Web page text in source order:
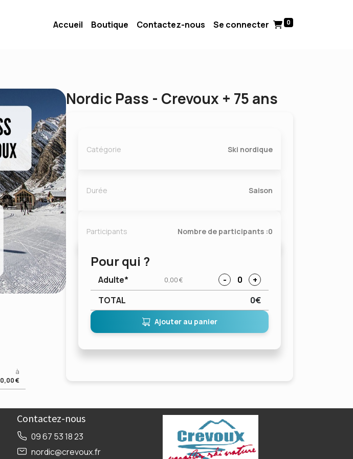
Accueil Boutique Contactez-nous Se connecter 0
à
0,00 €
Nordic Pass - Crevoux + 75 ans
Catégorie Ski nordique
Durée Saison
Participants Nombre de participants :0
Pour qui ?
Adulte* 0,00 € - 0
+
TOTAL
0€
Ajouter au panier
Contactez-nous
09 67 53 18 23
nordic@crevoux.fr